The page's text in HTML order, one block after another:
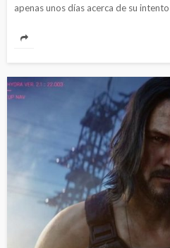
apenas unos días acerca de su